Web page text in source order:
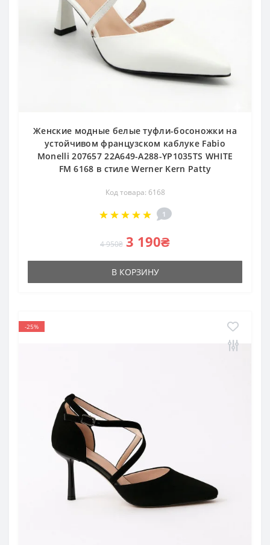
Женские модные белые туфли-босоножки на
устойчивом французском каблуке Fabio
Monelli 207657 22A649-A288-YP1035TS WHITE
FM 6168 в стиле Werner Kern Patty
Код товара: 6168
1
4 950₴ 3 190₴
В КОРЗИНУ
-25%